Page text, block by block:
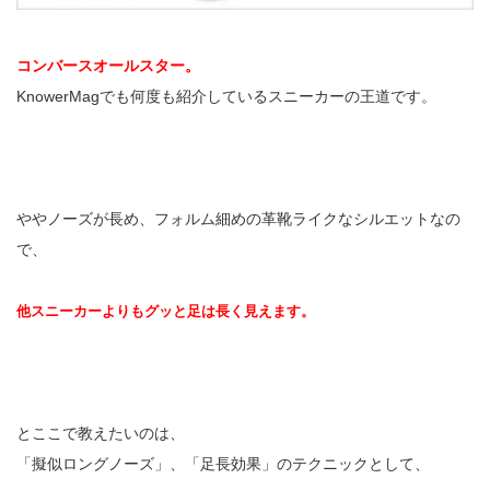
コンバースオールスター。
KnowerMagでも何度も紹介しているスニーカーの王道です。
ややノーズが長め、フォルム細めの革靴ライクなシルエットなの
で、
他スニーカーよりもグッと足は長く見えます。
とここで教えたいのは、
「擬似ロングノーズ」、「足長効果」のテクニックとして、